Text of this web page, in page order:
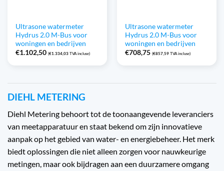
Ultrasone watermeter
Hydrus 2.0 M-Bus voor
woningen en bedrijven
€1.102,50 (€1.334,03 TVA incluse)
Ultrasone watermeter
Hydrus 2.0 M-Bus voor
woningen en bedrijven
€708,75 (€857,59 TVA incluse)
DIEHL METERING
Diehl Metering behoort tot de toonaangevende leveranciers
van meetapparatuur en staat bekend om zijn innovatieve
aanpak op het gebied van water- en energiebeheer. Het merk
biedt oplossingen die niet alleen zorgen voor nauwkeurige
metingen, maar ook bijdragen aan een duurzamere omgang